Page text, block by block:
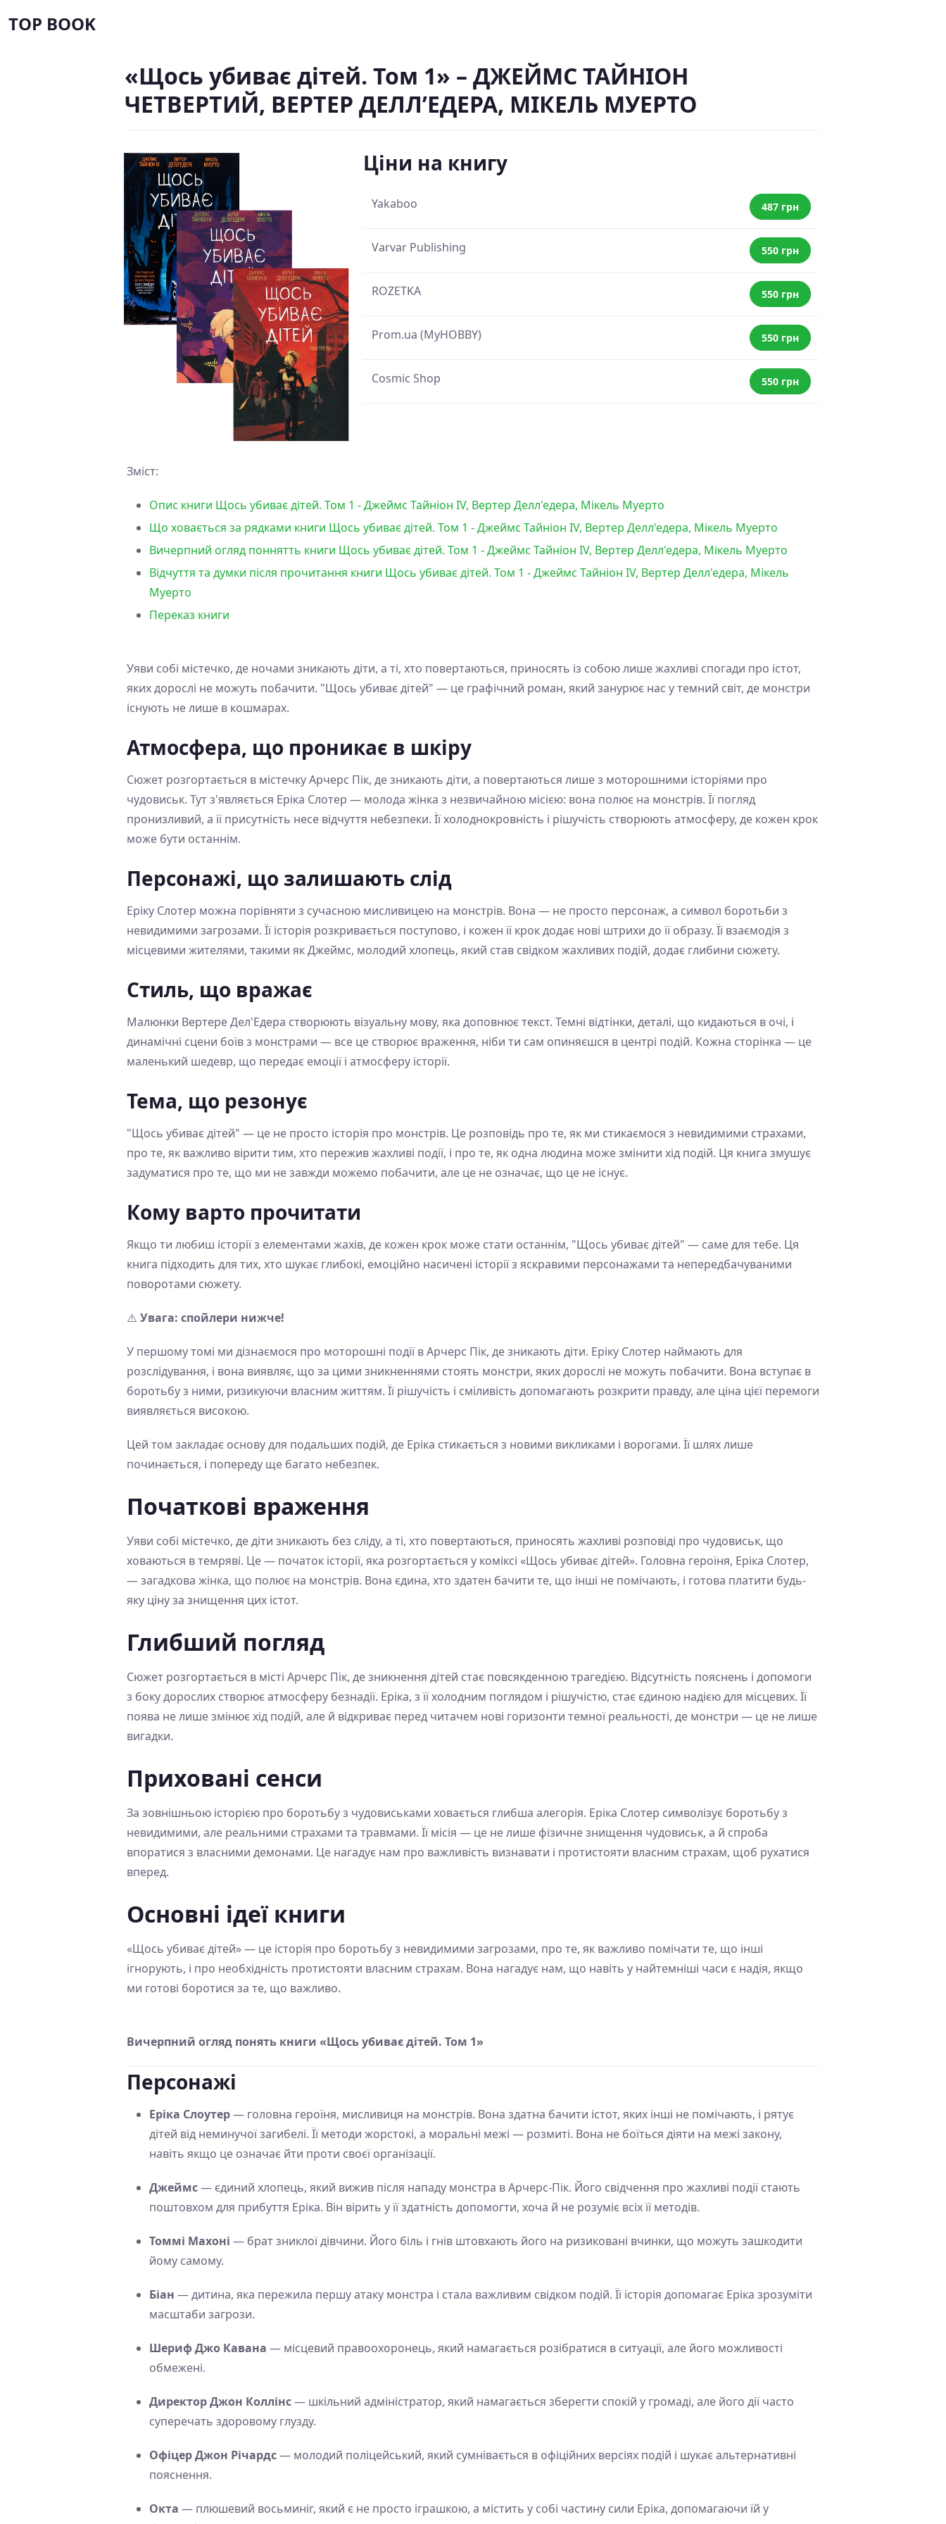
TOP BOOK
«Щось убиває дітей. Том 1» – ДЖЕЙМС ТАЙНІОН
ЧЕТВЕРТИЙ, ВЕРТЕР ДЕЛЛ’ЕДЕРА, МІКЕЛЬ МУЕРТО
Ціни на книгу
Yakaboo 487 грн
Varvar Publishing 550 грн
ROZETKA 550 грн
Prom.ua (MyHOBBY) 550 грн
Cosmic Shop 550 грн
Зміст:
Опис книги Щось убиває дітей. Том 1 - Джеймс Тайніон IV, Вертер Делл'едера, Мікель Муерто
Що ховається за рядками книги Щось убиває дітей. Том 1 - Джеймс Тайніон IV, Вертер Делл'едера, Мікель Муерто
Вичерпний огляд поннятть книги Щось убиває дітей. Том 1 - Джеймс Тайніон IV, Вертер Делл'едера, Мікель Муерто
Відчуття та думки після прочитання книги Щось убиває дітей. Том 1 - Джеймс Тайніон IV, Вертер Делл'едера, Мікель
Муерто
Переказ книги
Уяви собі містечко, де ночами зникають діти, а ті, хто повертаються, приносять із собою лише жахливі спогади про істот,
яких дорослі не можуть побачити. "Щось убиває дітей" — це графічний роман, який занурює нас у темний світ, де монстри
існують не лише в кошмарах.
Атмосфера, що проникає в шкіру
Сюжет розгортається в містечку Арчерс Пік, де зникають діти, а повертаються лише з моторошними історіями про
чудовиськ. Тут з'являється Еріка Слотер — молода жінка з незвичайною місією: вона полює на монстрів. Її погляд
пронизливий, а її присутність несе відчуття небезпеки. Її холоднокровність і рішучість створюють атмосферу, де кожен крок
може бути останнім.
Персонажі, що залишають слід
Еріку Слотер можна порівняти з сучасною мисливицею на монстрів. Вона — не просто персонаж, а символ боротьби з
невидимими загрозами. Її історія розкривається поступово, і кожен її крок додає нові штрихи до її образу. Її взаємодія з
місцевими жителями, такими як Джеймс, молодий хлопець, який став свідком жахливих подій, додає глибини сюжету.
Стиль, що вражає
Малюнки Вертере Дел'Едера створюють візуальну мову, яка доповнює текст. Темні відтінки, деталі, що кидаються в очі, і
динамічні сцени боїв з монстрами — все це створює враження, ніби ти сам опиняєшся в центрі подій. Кожна сторінка — це
маленький шедевр, що передає емоції і атмосферу історії.
Тема, що резонує
"Щось убиває дітей" — це не просто історія про монстрів. Це розповідь про те, як ми стикаємося з невидимими страхами,
про те, як важливо вірити тим, хто пережив жахливі події, і про те, як одна людина може змінити хід подій. Ця книга змушує
задуматися про те, що ми не завжди можемо побачити, але це не означає, що це не існує.
Кому варто прочитати
Якщо ти любиш історії з елементами жахів, де кожен крок може стати останнім, "Щось убиває дітей" — саме для тебе. Ця
книга підходить для тих, хто шукає глибокі, емоційно насичені історії з яскравими персонажами та непередбачуваними
поворотами сюжету.
⚠️ Увага: спойлери нижче!
У першому томі ми дізнаємося про моторошні події в Арчерс Пік, де зникають діти. Еріку Слотер наймають для
розслідування, і вона виявляє, що за цими зникненнями стоять монстри, яких дорослі не можуть побачити. Вона вступає в
боротьбу з ними, ризикуючи власним життям. Її рішучість і сміливість допомагають розкрити правду, але ціна цієї перемоги
виявляється високою.
Цей том закладає основу для подальших подій, де Еріка стикається з новими викликами і ворогами. Її шлях лише
починається, і попереду ще багато небезпек.
Початкові враження
Уяви собі містечко, де діти зникають без сліду, а ті, хто повертаються, приносять жахливі розповіді про чудовиськ, що
ховаються в темряві. Це — початок історії, яка розгортається у коміксі «Щось убиває дітей». Головна героїня, Еріка Слотер,
— загадкова жінка, що полює на монстрів. Вона єдина, хто здатен бачити те, що інші не помічають, і готова платити будь-
яку ціну за знищення цих істот.
Глибший погляд
Сюжет розгортається в місті Арчерс Пік, де зникнення дітей стає повсякденною трагедією. Відсутність пояснень і допомоги
з боку дорослих створює атмосферу безнадії. Еріка, з її холодним поглядом і рішучістю, стає єдиною надією для місцевих. Її
поява не лише змінює хід подій, але й відкриває перед читачем нові горизонти темної реальності, де монстри — це не лише
вигадки.
Приховані сенси
За зовнішньою історією про боротьбу з чудовиськами ховається глибша алегорія. Еріка Слотер символізує боротьбу з
невидимими, але реальними страхами та травмами. Її місія — це не лише фізичне знищення чудовиськ, а й спроба
впоратися з власними демонами. Це нагадує нам про важливість визнавати і протистояти власним страхам, щоб рухатися
вперед.
Основні ідеї книги
«Щось убиває дітей» — це історія про боротьбу з невидимими загрозами, про те, як важливо помічати те, що інші
ігнорують, і про необхідність протистояти власним страхам. Вона нагадує нам, що навіть у найтемніші часи є надія, якщо
ми готові боротися за те, що важливо.
Вичерпний огляд понять книги «Щось убиває дітей. Том 1»
Персонажі
Еріка Слоутер— головна героїня, мисливиця на монстрів. Вона здатна бачити істот, яких інші не помічають, і рятує
дітей від неминучої загибелі. Її методи жорстокі, а моральні межі — розмиті. Вона не боїться діяти на межі закону,
навіть якщо це означає йти проти своєї організації.
Джеймс— єдиний хлопець, який вижив після нападу монстра в Арчерс-Пік. Його свідчення про жахливі події стають
поштовхом для прибуття Еріка. Він вірить у її здатність допомогти, хоча й не розуміє всіх її методів.
Томмі Махоні — брат зниклої дівчини. Його біль і гнів штовхають його на ризиковані вчинки, що можуть зашкодити
йому самому.
Біан — дитина, яка пережила першу атаку монстра і стала важливим свідком подій. Її історія допомагає Еріка зрозуміти
масштаби загрози.
Шериф Джо Кавана — місцевий правоохоронець, який намагається розібратися в ситуації, але його можливості
обмежені.
Директор Джон Коллінс— шкільний адміністратор, який намагається зберегти спокій у громаді, але його дії часто
суперечать здоровому глузду.
Офіцер Джон Річардс— молодий поліцейський, який сумнівається в офіційних версіях подій і шукає альтернативні
пояснення.
Окта — плюшевий восьминіг, який є не просто іграшкою, а містить у собі частину сили Еріка, допомагаючи їй у